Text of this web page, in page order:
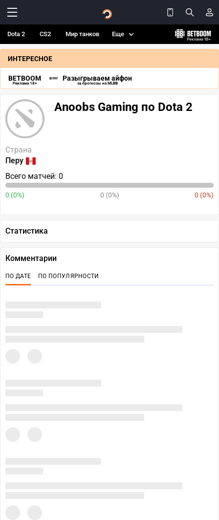
Dota 2 CS2 Мир танков Еще
ИНТЕРЕСНОЕ
BETBOOM
Реклама 18+
Разыгрываем айфон
за прогнозы на MLBB
Anoobs Gaming по Dota 2
Страна
Перу
Всего матчей: 0
0 (0%) 0 (0%) 0 (0%)
Статистика
Комментарии
ПО ДАТЕ ПО ПОПУЛЯРНОСТИ